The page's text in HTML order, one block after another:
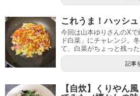
これうま！ハッシ
今回は山本ゆりさんのXで
ド白菜」にチャレンジ。
て、白菜がちょっと残っ
記事
【自炊】くりやん